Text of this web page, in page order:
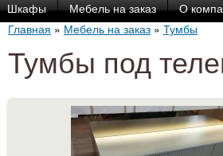
Шкафы Мебель на заказ О
Главная » Мебель на заказ » Тумбы
Тумбы под